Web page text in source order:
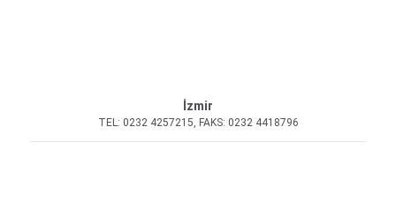
İzmir
TEL: 0232 4257215, FAKS: 0232 4418796